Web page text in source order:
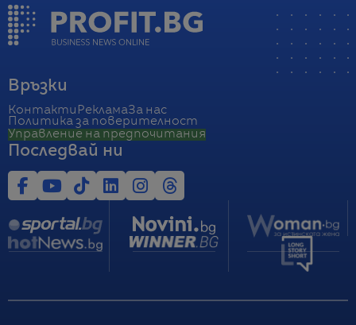
Връзки
Контакти РекламаЗа нас
Политика за поверителност
Управление на предпочитания
Последвай ни